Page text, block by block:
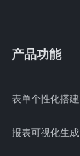
产品功能
表单个性化搭建
报表可视化生成